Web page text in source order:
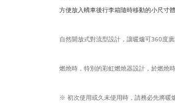
方便放入轎車後行李箱隨時移動的小尺寸體
自然開放式對流型設計，讓暖爐可360度
燃燒時，特別的彩虹燃燒器設計，於燃燒
※ 初次使用或久未使用時，請務必先將暖